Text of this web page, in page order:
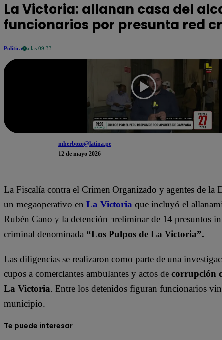
La Victoria: allanan casa del
funcionarios por presunta red
Política a las 09:33
mherbozo@latina.pe
12 de mayo 2026
La Fiscalía contra el Crimen Organizado y agentes de la
un megaoperativo en La Victoria que incluyó el
Rubén Cano y la detención preliminar de 14 presuntos
criminal denominada “Los Pulpos de La Victoria”.
Las diligencias se realizaron como parte de una
cupos a comerciantes ambulantes y actos de corrupción
La Victoria. Entre los detenidos figuran funcionarios
municipio.
Te puede interesar